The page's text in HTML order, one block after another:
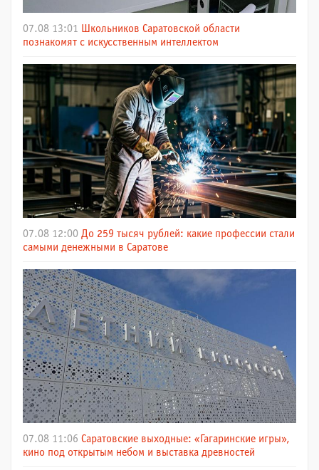
07.08 13:01
Школьников Саратовской области
познакомят с искусственным интеллектом
07.08 12:00 До 259 тысяч рублей: какие профессии стали
самыми денежными в Саратове
07.08 11:06 Саратовские выходные: «Гагаринские игры»,
кино под открытым небом и выставка древностей